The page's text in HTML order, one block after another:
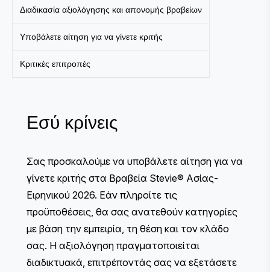
Διαδικασία αξιολόγησης και απονομής βραβείων
Υποβάλετε αίτηση για να γίνετε κριτής
Κριτικές επιτροπές
Εσύ κρίνεις
Σας προσκαλούμε να υποβάλετε αίτηση για να
γίνετε κριτής στα Βραβεία Stevie® Ασίας-
Ειρηνικού 2026. Εάν πληροίτε τις
προϋποθέσεις, θα σας ανατεθούν κατηγορίες
με βάση την εμπειρία, τη θέση και τον κλάδο
σας. Η αξιολόγηση πραγματοποιείται
διαδικτυακά, επιτρέποντάς σας να εξετάσετε